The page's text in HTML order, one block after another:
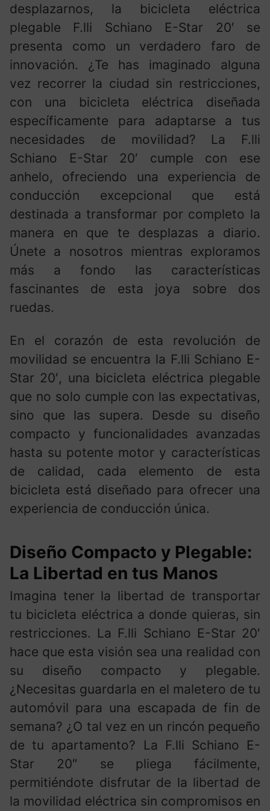
desplazarnos, la bicicleta eléctrica
plegable F.lli Schiano E-Star 20′ se
presenta como un verdadero faro de
innovación. ¿Te has imaginado alguna
vez recorrer la ciudad sin restricciones,
con una bicicleta eléctrica diseñada
específicamente para adaptarse a tus
necesidades de movilidad? La F.lli
Schiano E-Star 20′ cumple con ese
anhelo, ofreciendo una experiencia de
conducción excepcional que está
destinada a transformar por completo la
manera en que te desplazas a diario.
Únete a nosotros mientras exploramos
más a fondo las características
fascinantes de esta joya sobre dos
ruedas.
En el corazón de esta revolución de
movilidad se encuentra la F.lli Schiano E-
Star 20′, una bicicleta eléctrica plegable
que no solo cumple con las expectativas,
sino que las supera. Desde su diseño
compacto y funcionalidades avanzadas
hasta su potente motor y características
de calidad, cada elemento de esta
bicicleta está diseñado para ofrecer una
experiencia de conducción única.
Diseño Compacto y Plegable:
La Libertad en tus Manos
Imagina tener la libertad de transportar
tu bicicleta eléctrica a donde quieras, sin
restricciones. La F.lli Schiano E-Star 20′
hace que esta visión sea una realidad con
su diseño compacto y plegable.
¿Necesitas guardarla en el maletero de tu
automóvil para una escapada de fin de
semana? ¿O tal vez en un rincón pequeño
de tu apartamento? La F.lli Schiano E-
Star 20″ se pliega fácilmente,
permitiéndote disfrutar de la libertad de
la movilidad eléctrica sin compromisos en